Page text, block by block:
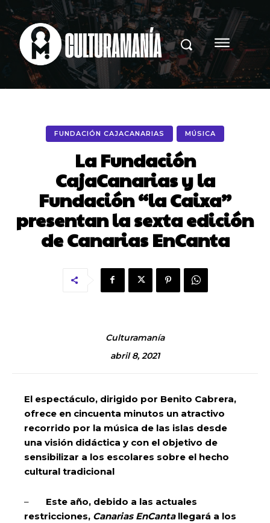
FUNDACIÓN CAJACANARIAS MÚSICA
La Fundación
CajaCanarias y la
Fundación “la Caixa”
presentan la sexta edición
de Canarias EnCanta
Culturamanía
abril 8, 2021
El espectáculo, dirigido por Benito Cabrera,
ofrece en cincuenta minutos un atractivo
recorrido por la música de las islas desde
una visión didáctica y con el objetivo de
sensibilizar a los escolares sobre el hecho
cultural tradicional
– Este año, debido a las actuales
restricciones, Canarias EnCantallegará a los